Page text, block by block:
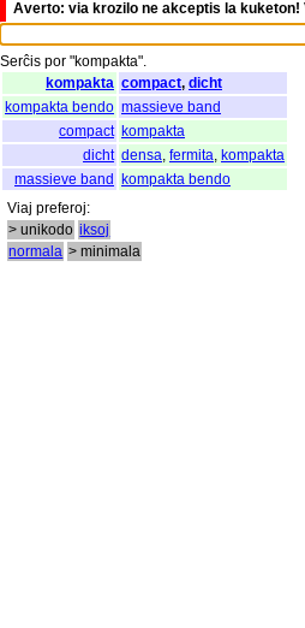
Averto: via krozilo ne akceptis la
Serĉis por "kompakta".
kompakta compact, dicht
kompakta bendo massieve band
compact kompakta
dicht densa fermita kompakta
massieve band kompakta bendo
Viaj preferoj:
> unikodo iksoj
normala > minimala